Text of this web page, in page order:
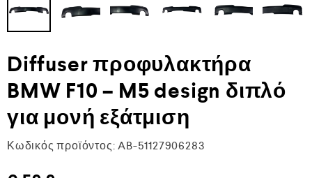
Diffuser προφυλακτήρα
BMW F10 – M5 design διπλό
για μονή εξάτμιση
Κωδικός προϊόντος: AB-51127906283